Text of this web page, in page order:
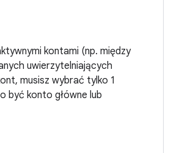
kontami (np. między
uwierzytelniających
musisz wybrać tylko 1
być konto główne lub